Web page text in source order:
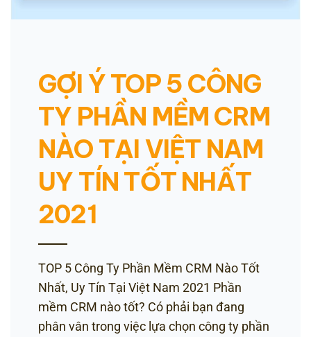
GỢI Ý TOP 5 CÔNG
TY PHẦN MỀM CRM
NÀO TẠI VIỆT NAM
UY TÍN TỐT NHẤT
2021
TOP 5 Công Ty Phần Mềm CRM Nào Tốt
Nhất, Uy Tín Tại Việt Nam 2021 Phần
mềm CRM nào tốt? Có phải bạn đang
phân vân trong việc lựa chọn công ty phần